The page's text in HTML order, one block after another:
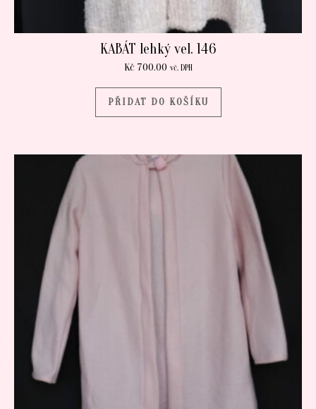
KABÁT lehký vel. 146
Kč700.00 vč. DPH
PŘIDAT DO KOŠÍKU